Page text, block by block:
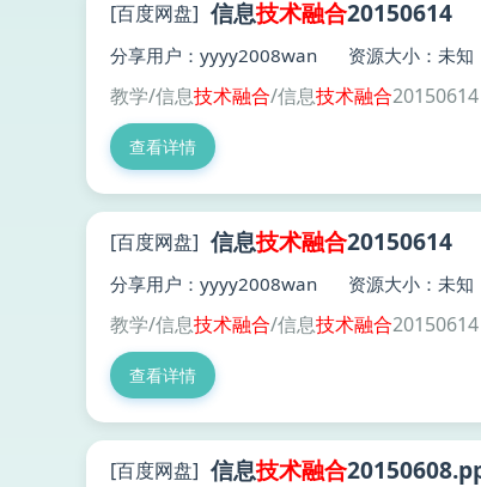
[百度网盘] 信息技术融合20150614
分享用户：yyyy2008wan 资源大小：未知
教学/信息技术融合/信息技术融合20150614
查看详情
[百度网盘] 信息技术融合20150614
分享用户：yyyy2008wan 资源大小：未知
教学/信息技术融合/信息技术融合20150614
查看详情
[百度网盘] 信息技术融合